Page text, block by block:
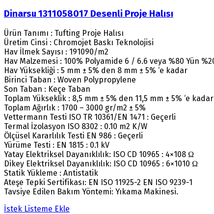
Dinarsu 1311058017 Desenli Proje Halısı
Ürün Tanımı : Tufting Proje Halısı
Üretim Cinsi : Chromojet Baskı Teknolojisi
Hav İlmek Sayısı : 191090/m2
Hav Malzemesi : 100% Polyamide 6 / 6.6 veya %80 Yün
Hav Yüksekliği : 5 mm ± 5% den 8 mm ± 5% ‘e kadar
Birinci Taban : Woven Polypropylene
Son Taban : Keçe Taban
Toplam Yükseklik : 8,5 mm ± 5% den 11,5 mm ± 5% ‘e kadar
Toplam Ağırlık : 1700 – 3000 gr/m2 ± 5%
Vettermann Testi ISO TR 10361/EN 1471 : Geçerli
Termal İzolasyon ISO 8302 : 0.10 m2 K/W
Ölçüsel Kararlılık Testi EN 986 : Geçerli
Yürüme Testi : EN 1815 : 0.1 kV
Yatay Elektriksel Dayanıklılık: ISO CD 10965 : 4×108 Ω
Dikey Elektriksel Dayanıklılık: ISO CD 10965 : 6×1010 Ω
Statik Yükleme : Antistatik
Ateşe Tepki Sertifikası: EN ISO 11925-2 EN ISO 9239-1
Tavsiye Edilen Bakım Yöntemi: Yıkama Makinesi.
İstek Listeme Ekle